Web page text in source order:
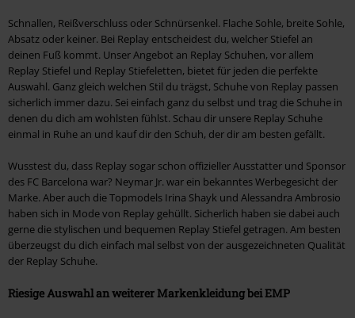
Schnallen, Reißverschluss oder Schnürsenkel. Flache Sohle, breite Sohle,
Absatz oder keiner. Bei Replay entscheidest du, welcher Stiefel an
deinen Fuß kommt. Unser Angebot an Replay Schuhen, vor allem
Replay Stiefel und Replay Stiefeletten, bietet für jeden die perfekte
Auswahl. Ganz gleich welchen Stil du trägst, Schuhe von Replay passen
sicherlich immer dazu. Sei einfach ganz du selbst und trag die Schuhe in
denen du dich am wohlsten fühlst. Schau dir unsere Replay Schuhe
einmal in Ruhe an und kauf dir den Schuh, der dir am besten gefällt.
Wusstest du, dass Replay sogar schon offizieller Ausstatter und Sponsor
des FC Barcelona war? Neymar Jr. war ein bekanntes Werbegesicht der
Marke. Aber auch die Topmodels Irina Shayk und Alessandra Ambrosio
haben sich in Mode von Replay gehüllt. Sicherlich haben sie dabei auch
gerne die stylischen und bequemen Replay Stiefel getragen. Am besten
überzeugst du dich einfach mal selbst von der ausgezeichneten Qualität
der Replay Schuhe.
Riesige Auswahl an weiterer Markenkleidung bei EMP